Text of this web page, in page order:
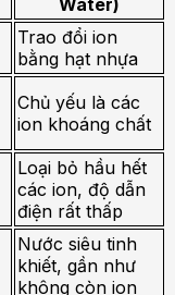
Water)
Trao đổi ion
bằng hạt nhựa
Chủ yếu là các
ion khoáng chất
Loại bỏ hầu hết
các ion, độ dẫn
điện rất thấp
Nước siêu tinh
khiết, gần như
không còn ion